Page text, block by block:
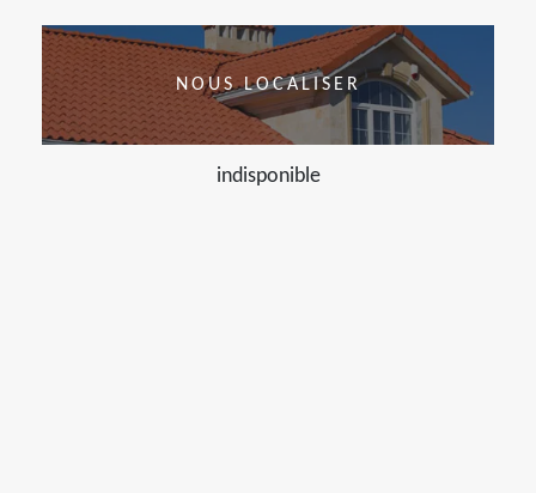
NOUS LOCALISER
indisponible